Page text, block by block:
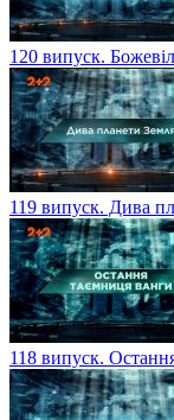
120 випуск.
119 випуск. Дива
118 випуск.